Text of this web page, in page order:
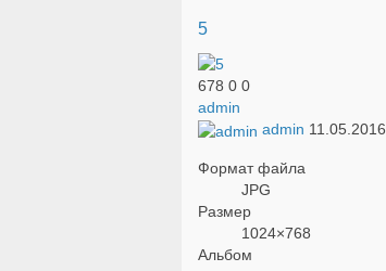
5
678 0 0
admin
admin 11.05.2016
Формат файла
JPG
Размер
1024×768
Альбом